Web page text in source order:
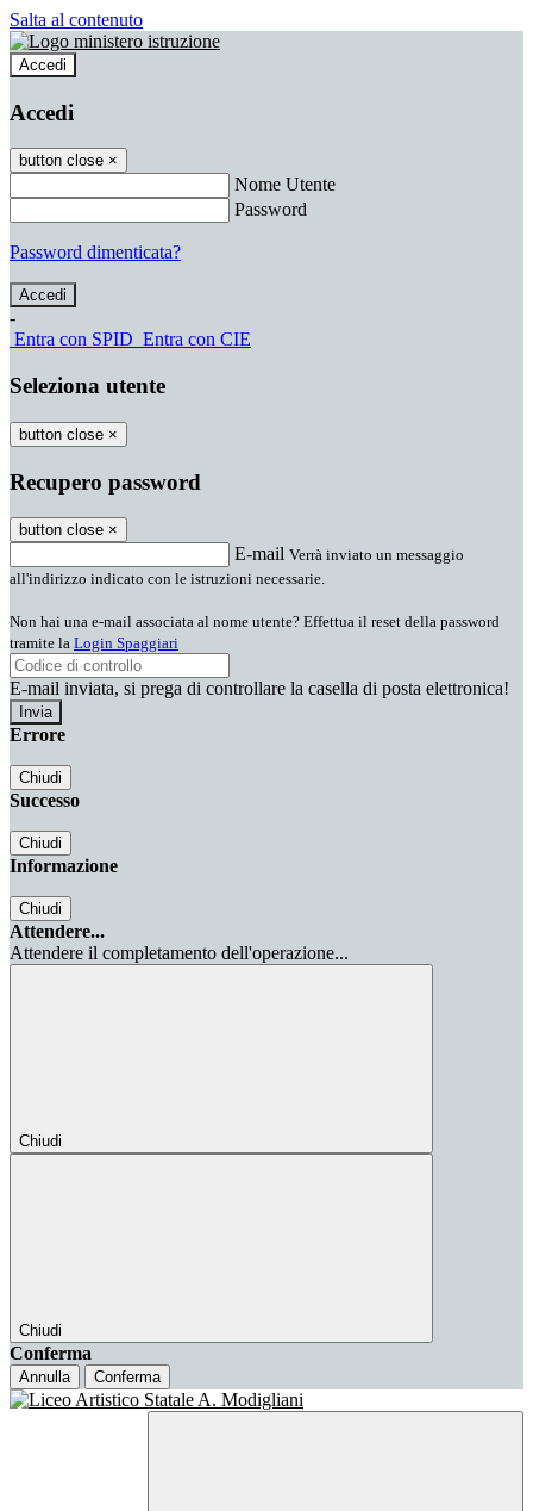
Salta al contenuto
Accedi
Accedi
button close ×
Nome Utente
Password
Password dimenticata?
-
Entra con SPID Entra con CIE
Seleziona utente
button close ×
Recupero password
button close ×
E-mail Verrà inviato un messaggio
all'indirizzo indicato con le istruzioni necessarie.
Non hai una e-mail associata al nome utente? Effettua il reset della password
tramite la Login Spaggiari
E-mail inviata, si prega di controllare la casella di posta elettronica!
Errore
Chiudi
Successo
Chiudi
Informazione
Chiudi
Attendere...
Attendere il completamento dell'operazione...
Chiudi
Chiudi
Conferma
Annulla Conferma